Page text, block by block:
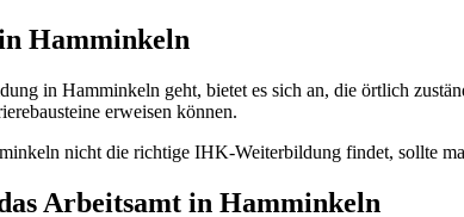
Hamminkeln
in Hamminkeln geht, bietet es sich an, die örtlich
erweisen können.
nicht die richtige IHK-Weiterbildung findet, sollte
Arbeitsamt in Hamminkeln